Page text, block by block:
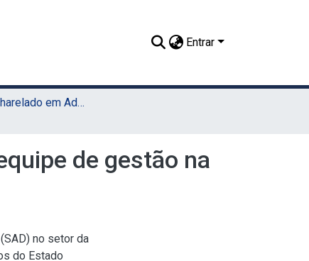
Entrar
TCC - Bacharelado em Administração Pública (UAEADTec)
de gestão na
no setor da
do Estado